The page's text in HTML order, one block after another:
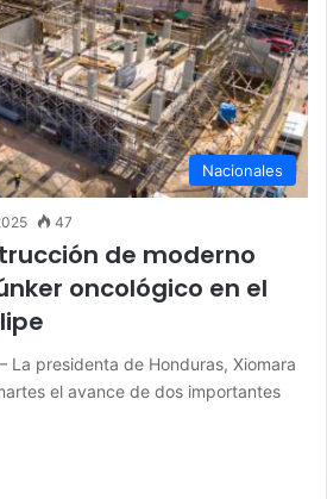
Nacionales
47
de moderno
oncológico en el
La presidenta de Honduras, Xiomara
el avance de dos importantes